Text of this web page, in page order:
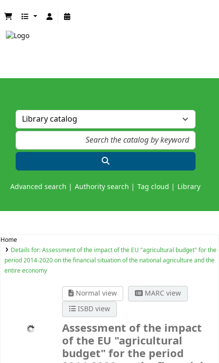
Advanced search Authority search Tag cloud Library
Home
Details for:Assessment of the impact of the EU "agricultural budget" for the
period 2014-2020 on the financial situation of the national agriculture and the
entire economy
Normal view
MARC view
ISBD view
Assessment of the impact
of the EU "agricultural
budget" for the period